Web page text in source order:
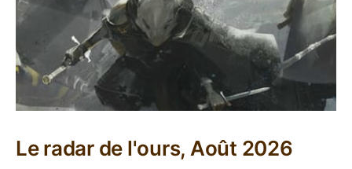
Le radar de l'ours, Août 2026